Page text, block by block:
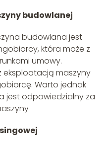
budowlanej
budowlana jest
która może z
umowy.
eksploatacją maszyny
Warto jednak
jest odpowiedzialny za